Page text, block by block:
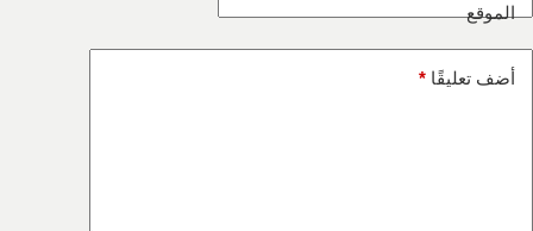
الموقع
أضف تعليقًا *